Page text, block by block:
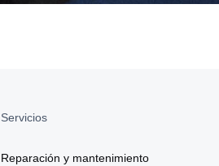
Servicios
Reparación y mantenimiento